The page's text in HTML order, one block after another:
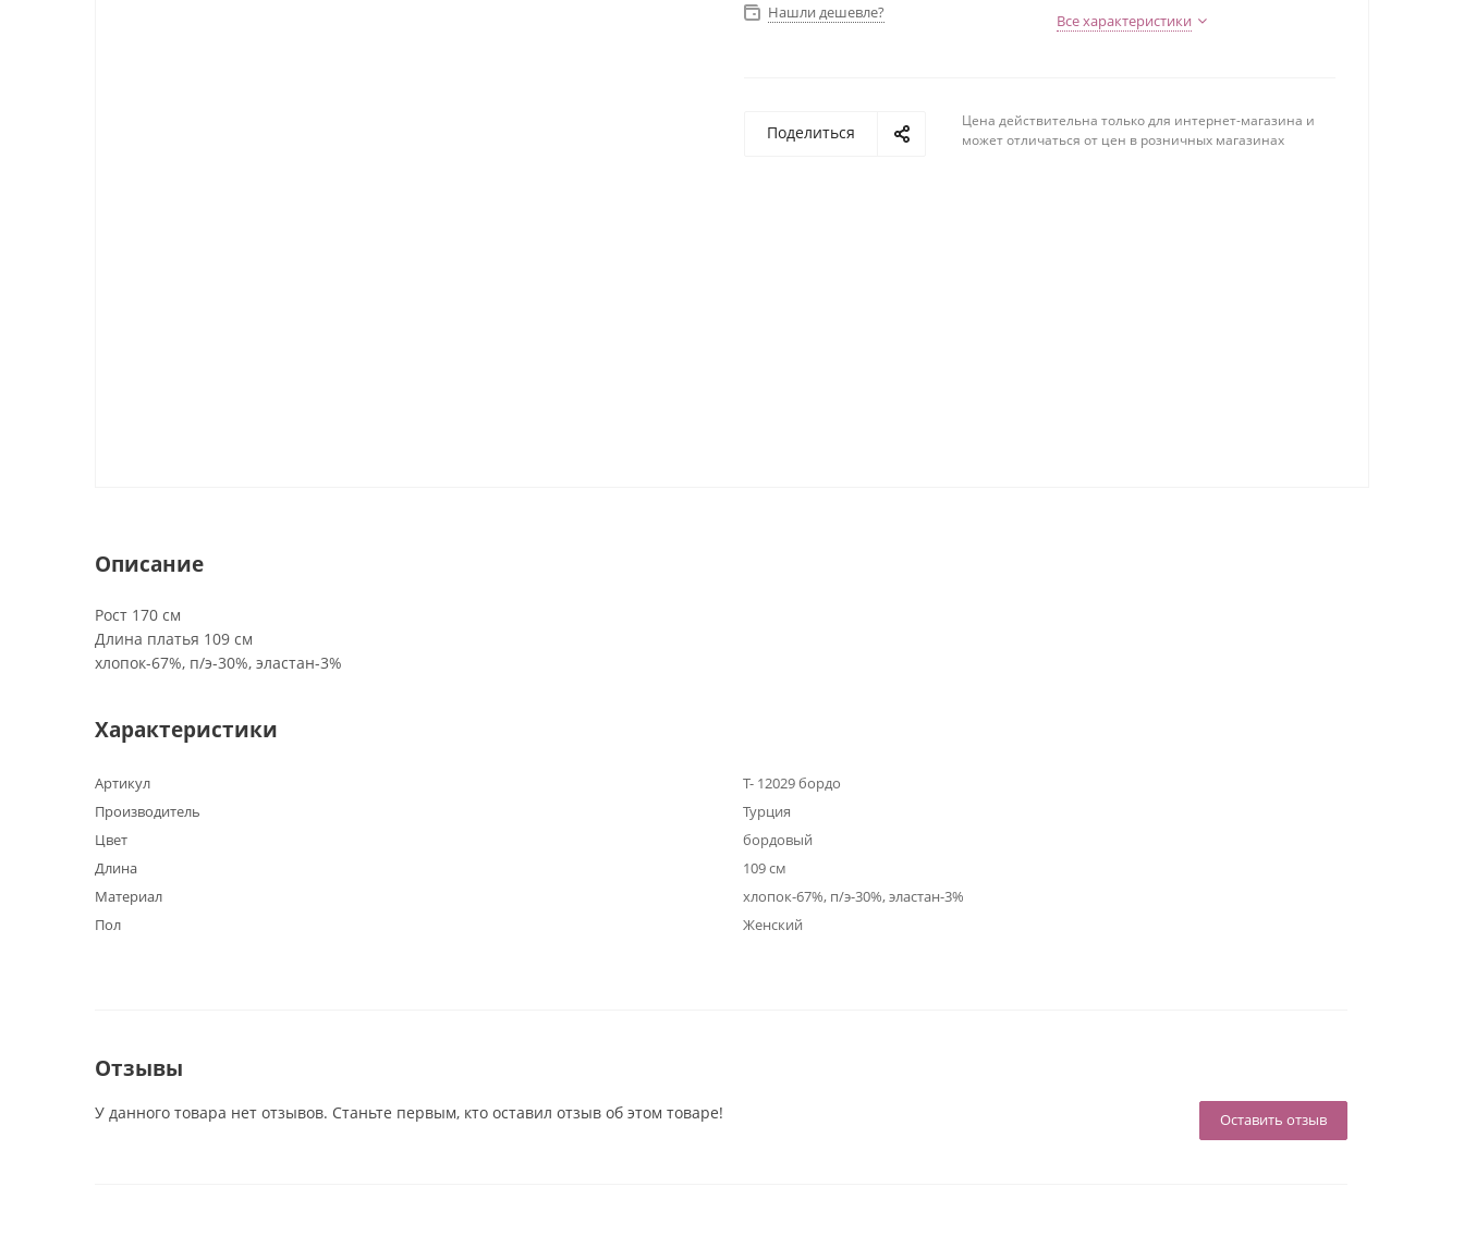
Нашли дешевле?
Все характеристики
Поделиться
Цена действительна только для интернет-магазина и
может отличаться от цен в розничных магазинах
Описание
Рост 170 см
Длина платья 109 см
хлопок-67%, п/э-30%, эластан-3%
Характеристики
Артикул
Т- 12029 бордо
Производитель
Турция
Цвет
бордовый
Длина
109 см
Материал
хлопок-67%, п/э-30%, эластан-3%
Пол
Женский
Отзывы
Оставить отзыв
У данного товара нет отзывов. Станьте первым, кто оставил отзыв об этом товаре!